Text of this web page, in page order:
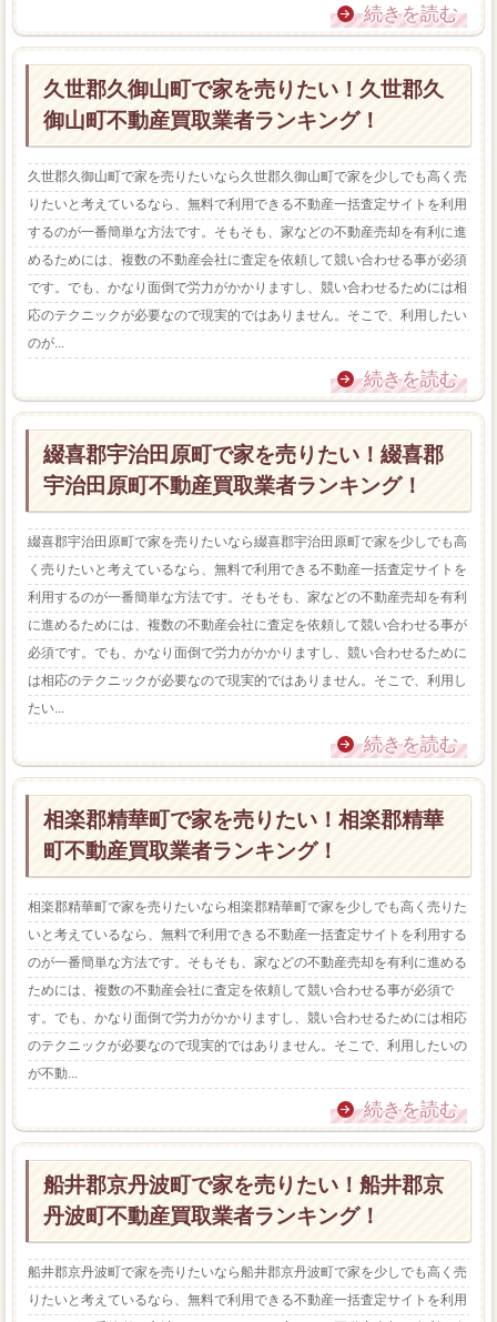
続きを読む
久世郡久御山町で家を売りたい！久世郡久
御山町不動産買取業者ランキング！
久世郡久御山町で家を売りたいなら久世郡久御山町で家を少しでも高く売
りたいと考えているなら、無料で利用できる不動産一括査定サイトを利用
するのが一番簡単な方法です。そもそも、家などの不動産売却を有利に進
めるためには、複数の不動産会社に査定を依頼して競い合わせる事が必須
です。でも、かなり面倒で労力がかかりますし、競い合わせるためには相
応のテクニックが必要なので現実的ではありません。そこで、利用したい
のが...
続きを読む
綴喜郡宇治田原町で家を売りたい！綴喜郡
宇治田原町不動産買取業者ランキング！
綴喜郡宇治田原町で家を売りたいなら綴喜郡宇治田原町で家を少しでも高
く売りたいと考えているなら、無料で利用できる不動産一括査定サイトを
利用するのが一番簡単な方法です。そもそも、家などの不動産売却を有利
に進めるためには、複数の不動産会社に査定を依頼して競い合わせる事が
必須です。でも、かなり面倒で労力がかかりますし、競い合わせるために
は相応のテクニックが必要なので現実的ではありません。そこで、利用し
たい...
続きを読む
相楽郡精華町で家を売りたい！相楽郡精華
町不動産買取業者ランキング！
相楽郡精華町で家を売りたいなら相楽郡精華町で家を少しでも高く売りた
いと考えているなら、無料で利用できる不動産一括査定サイトを利用する
のが一番簡単な方法です。そもそも、家などの不動産売却を有利に進める
ためには、複数の不動産会社に査定を依頼して競い合わせる事が必須で
す。でも、かなり面倒で労力がかかりますし、競い合わせるためには相応
のテクニックが必要なので現実的ではありません。そこで、利用したいの
が不動...
続きを読む
船井郡京丹波町で家を売りたい！船井郡京
丹波町不動産買取業者ランキング！
船井郡京丹波町で家を売りたいなら船井郡京丹波町で家を少しでも高く売
りたいと考えているなら、無料で利用できる不動産一括査定サイトを利用